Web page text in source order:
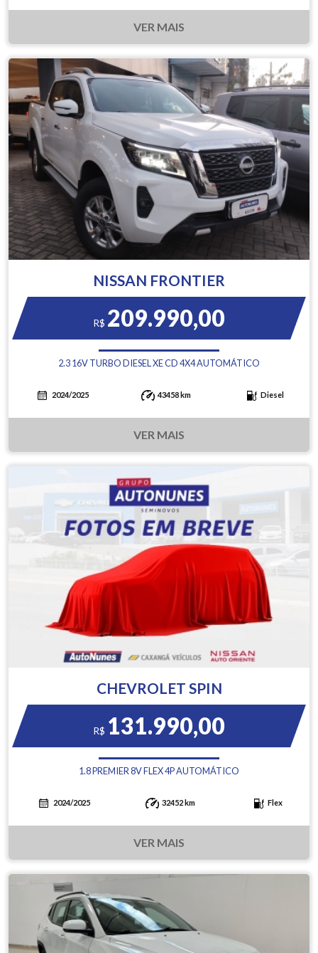
VER MAIS
NISSAN FRONTIER
R$ 209.990,00
2.3 16V TURBO DIESEL XE CD 4X4 AUTOMÁTICO
2024/2025 43458 km Diesel
VER MAIS
CHEVROLET SPIN
R$ 131.990,00
1.8 PREMIER 8V FLEX 4P AUTOMÁTICO
2024/2025 32452 km Flex
VER MAIS